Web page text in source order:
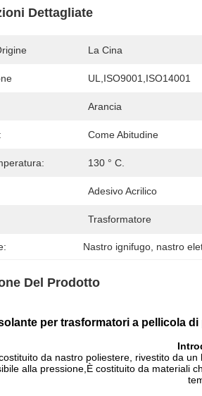
Dettagliate
La Cina
UL,ISO9001,ISO14001
Arancia
Come Abitudine
130 ° C.
Adesivo Acrilico
Trasformatore
Nastro ignifugo nastro
Del Prodotto
per trasformatori a pellicola
da nastro poliestere, rivestito da
alla pressione,È costituito da materiali